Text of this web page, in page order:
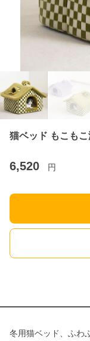
猫ベッド もこも
6,520 円
冬用猫ベッド、ふわ